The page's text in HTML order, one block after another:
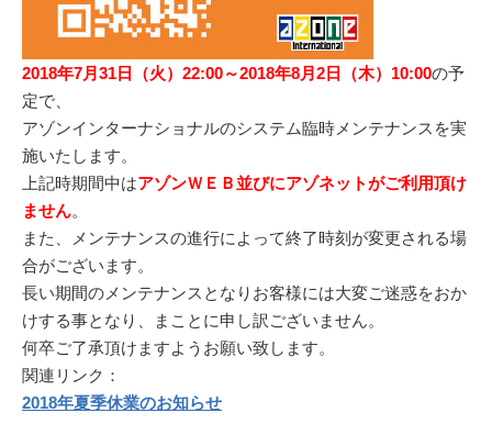
2018年7月31日（火）22:00～2018年8月2日（木）10:00の予
定で、
アゾンインターナショナルのシステム臨時メンテナンスを実
施いたします。
上記時期間中はアゾンＷＥＢ並びにアゾネットがご利用頂け
ません。
また、メンテナンスの進行によって終了時刻が変更される場
合がございます。
長い期間のメンテナンスとなりお客様には大変ご迷惑をおか
けする事となり、まことに申し訳ございません。
何卒ご了承頂けますようお願い致します。
関連リンク：
2018年夏季休業のお知らせ